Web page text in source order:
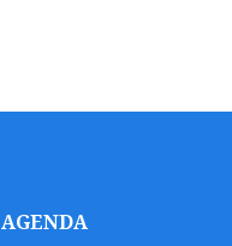
AGENDA